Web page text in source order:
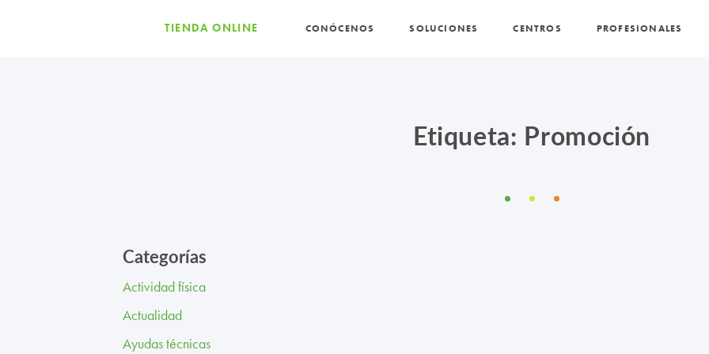
TIENDA ONLINE CONÓCENOS SOLUCIONES CENTROS PROFESIONALES
Etiqueta: Promoción
Categorías
Actividad física
Actualidad
Ayudas técnicas